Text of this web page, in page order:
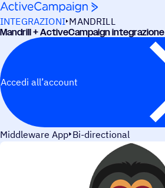
Salta al contenuto
INTEGRAZIONI MANDRILL
Mandrill + ActiveCampaign integrazione
Accedi all’account
Middleware App Bi-directional